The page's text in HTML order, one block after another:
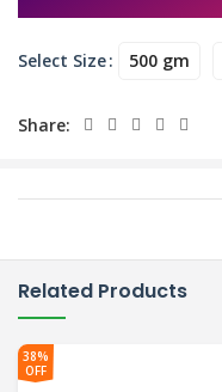
Select Size 500 gm
Share:
Related Products
38%
OFF